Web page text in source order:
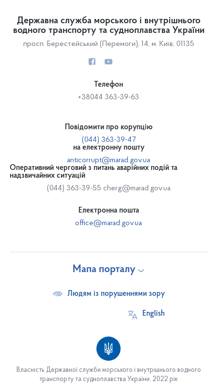
Державна служба морського і внутрішнього
водного транспорту та судноплавства України
просп. Берестейський (Перемоги), 14, м. Київ, 01135
Телефон
+38044 363-39-63
Повідомити про корупцію
(044) 363-39-47
на електронну пошту
anticorrupt@marad.gov.ua
Оперативний черговий з питань аварійних подій та
надзвичайних ситуацій
(044) 363-39-55 cherg@marad.gov.ua
Електронна пошта
office@marad.gov.ua
Власність Державної служби морського і внутрішнього водного
транспорту та судноплавства України. 2022 рік
Мапа порталу
Людям із порушеннями зору
English